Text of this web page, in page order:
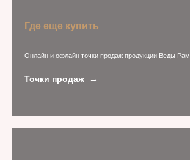
Где еще купить
Онлайн и офлайн точки продаж продукции Веды Рам
Точки продаж